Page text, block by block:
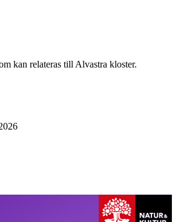
kan relateras till Alvastra kloster.